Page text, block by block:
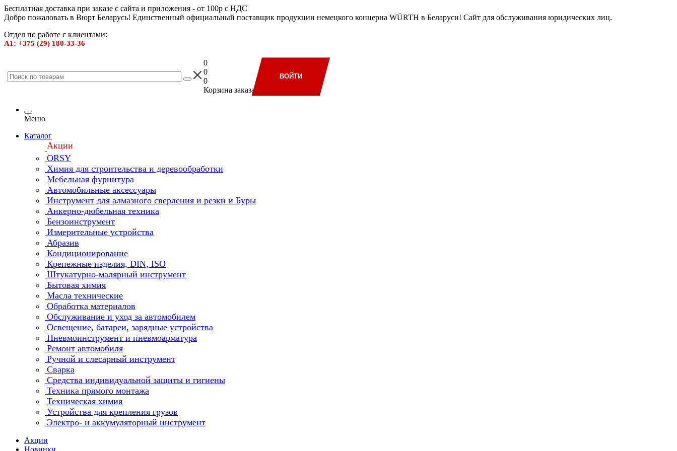
Бесплатная доставка при заказе с сайта и приложения - от 100р с НДС
Добро пожаловать в Вюрт Беларусь! Единственный официальный поставщик продукции немецкого концерна WÜRTH в Беларуси! Сайт для обслуживания юридических лиц.
Отдел по работе с клиентами:
А1: +375 (29) 180-33-36
0
0
0
Корзина заказа
ВОЙТИ
Меню
Каталог
Акции
ORSY
Химия для строительства и деревообработки
Мебельная фурнитура
Автомобильные аксессуары
Инструмент для алмазного сверления и резки и Буры
Анкерно-дюбельная техника
Бензоинструмент
Измерительные устройства
Абразив
Кондиционирование
Крепежные изделия, DIN, ISO
Штукатурно-малярный инструмент
Бытовая химия
Масла технические
Обработка материалов
Обслуживание и уход за автомобилем
Освещение, батареи, зарядные устройства
Пневмоинструмент и пневмоарматура
Ремонт автомобиля
Ручной и слесарный инструмент
Сварка
Средства индивидуальной защиты и гигиены
Техника прямого монтажа
Техническая химия
Устройства для крепления грузов
Электро- и аккумуляторный инструмент
Акции
Новинки